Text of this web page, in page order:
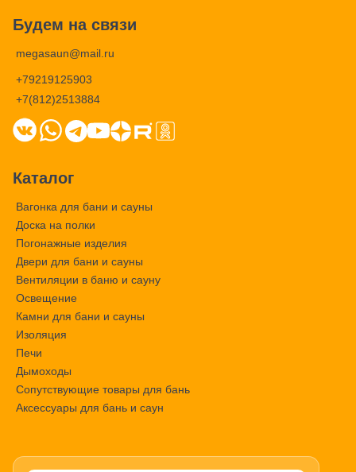
Будем на связи
megasaun@mail.ru
+79219125903
+7(812)2513884
Каталог
Вагонка для бани и сауны
Доска на полки
Погонажные изделия
Двери для бани и сауны
Вентиляции в баню и сауну
Освещение
Камни для бани и сауны
Изоляция
Печи
Дымоходы
Сопутствующие товары для бань
Аксессуары для бань и саун